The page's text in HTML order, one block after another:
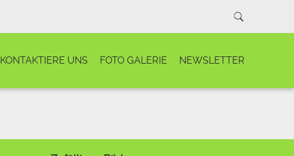
KONTAKTIERE UNS FOTO GALERIE NEWSLETTER